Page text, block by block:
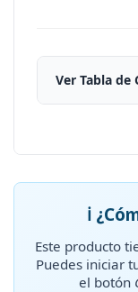
Ver Tabla
ℹ️
Este producto
Puedes iniciar
el botón